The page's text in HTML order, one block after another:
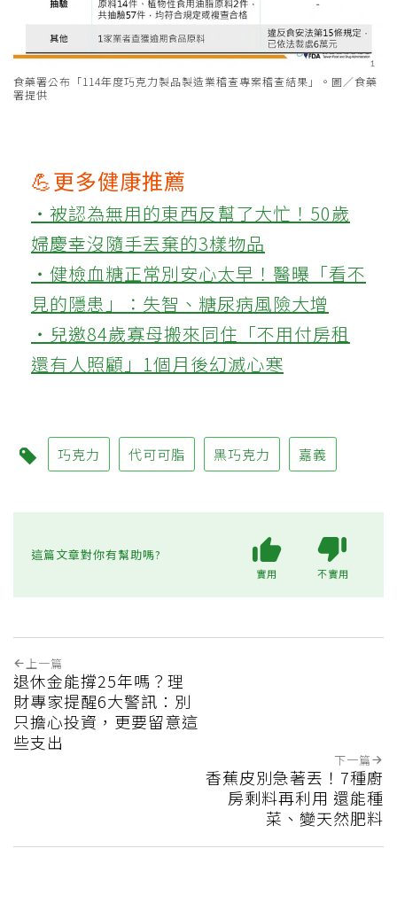
食藥署公布「114年度巧克力製品製造業稽查專案稽查結果」。圖／食藥
署提供
💪更多健康推薦
‧被認為無用的東西反幫了大忙！50歲
婦慶幸沒隨手丟棄的3樣物品
‧健檢血糖正常別安心太早！醫曝「看不
見的隱患」：失智、糖尿病風險大增
‧兒邀84歲寡母搬來同住「不用付房租
還有人照顧」1個月後幻滅心寒
巧克力 代可可脂 黑巧克力 嘉義
這篇文章對你有幫助嗎?
實用 不實用
上一篇
退休金能撐25年嗎？理
財專家提醒6大警訊：別
只擔心投資，更要留意這
些支出
下一篇
香蕉皮別急著丟！7種廚
房剩料再利用 還能種
菜、變天然肥料